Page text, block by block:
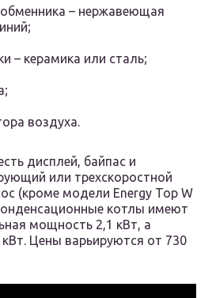
– нержавеющая
– керамика или сталь;
воздуха.
дисплей, байпас и
или трехскоростной
(кроме модели Energy Top W
котлы имеют
мощность 2,1 кВт, а
Цены варьируются от 730